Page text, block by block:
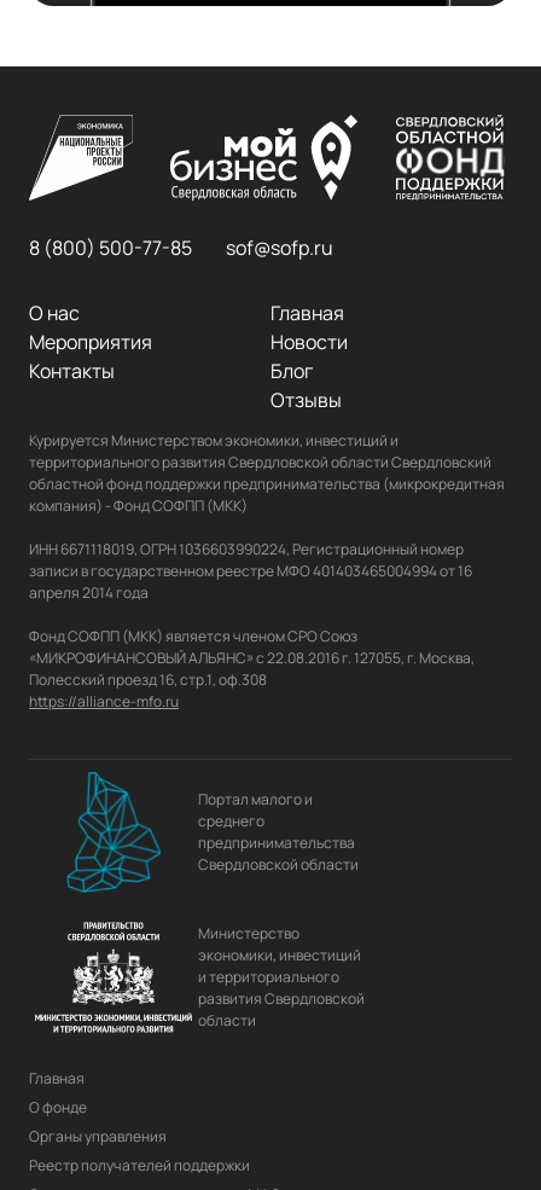
8 (800) 500-77-85 sof@sofp.ru
Главная
О нас
Новости
Мероприятия
Блог
Контакты
Отзывы
Курируется Министерством экономики, инвестиций и
территориального развития Свердловской области Свердловский
областной фонд поддержки предпринимательства (микрокредитная
компания) - Фонд СОФПП (МКК)
ИНН 6671118019, ОГРН 1036603990224, Регистрационный номер
записи в государственном реестре МФО 401403465004994 от 16
апреля 2014 года
Фонд СОФПП (МКК) является членом СРО Союз
«МИКРОФИНАНСОВЫЙ АЛЬЯНС» с 22.08.2016 г. 127055, г. Москва,
https://alliance-mfo.ru
Портал малого и
среднего
предпринимательства
Свердловской области
Министерство
экономики, инвестиций
и территориального
развития Свердловской
области
Главная
О фонде
Органы управления
Реестр получателей поддержки